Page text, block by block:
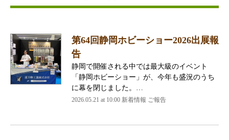
第64回静岡ホビーショー2026出展報
告
静岡で開催される中では最大級のイベント
「静岡ホビーショー」が、今年も盛況のうち
に幕を閉じました。…
2026.05.21 at 10:00 新着情報 ご報告